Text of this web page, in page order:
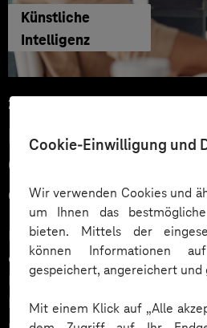
Cookie-Einwilligung und
Wir verwenden Cookies und
um Ihnen das
bieten. Mittels der
können Informationen
gespeichert, angereichert und
Mit einem Klick auf „Alle
Künstliche
Intelligenz
29.06.2026
KI‑Agenten im HR:
Cases, KPIs und
entlang der
KI‑Agenten im HR sind mehr
orchestrieren Prozesse
Employee Journey und
Impact. Der Beitrag zeigt